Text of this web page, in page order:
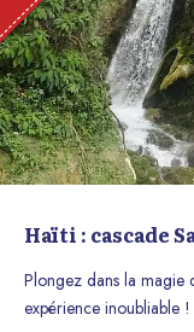
Haïti : cascade
Plongez dans la magie
expérience inoubliable !